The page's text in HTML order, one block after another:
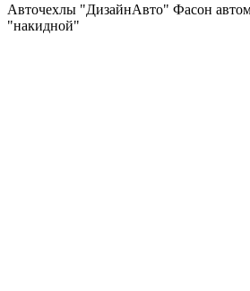
Авточехлы "ДизайнАвто" Фасон
"накидной"